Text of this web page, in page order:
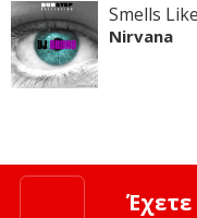
Smells
Nirvana